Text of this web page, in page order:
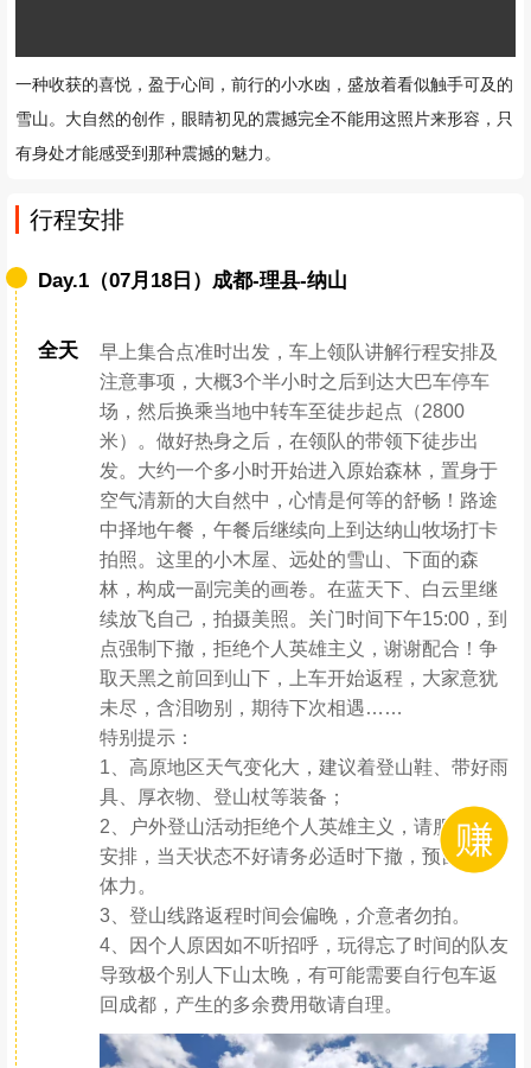
有身处才能感受到那种震撼的魅力。
行程安排
早上集合点准时出发，车上领队讲解行程安排及
注意事项，大概3个半小时之后到达大巴车停车
场，然后换乘当地中转车至徒步起点（2800
米）。做好热身之后，在领队的带领下徒步出
发。大约一个多小时开始进入原始森林，置身于
空气清新的大自然中，心情是何等的舒畅！路途
中择地午餐，午餐后继续向上到达纳山牧场打卡
拍照。这里的小木屋、远处的雪山、下面的森
林，构成一副完美的画卷。在蓝天下、白云里继
续放飞自己，拍摄美照。关门时间下午15:00，到
点强制下撤，拒绝个人英雄主义，谢谢配合！争
取天黑之前回到山下，上车开始返程，大家意犹
未尽，含泪吻别，期待下次相遇……
特别提示：
1、高原地区天气变化大，建议着登山鞋、带好雨
具、厚衣物、登山杖等装备；
2、户外登山活动拒绝个人英雄主义，请服从领队
安排，当天状态不好请务必适时下撤，预留下山
体力。
3、登山线路返程时间会偏晚，介意者勿拍。
4、因个人原因如不听招呼，玩得忘了时间的队友
回成都，产生的多余费用敬请自理。